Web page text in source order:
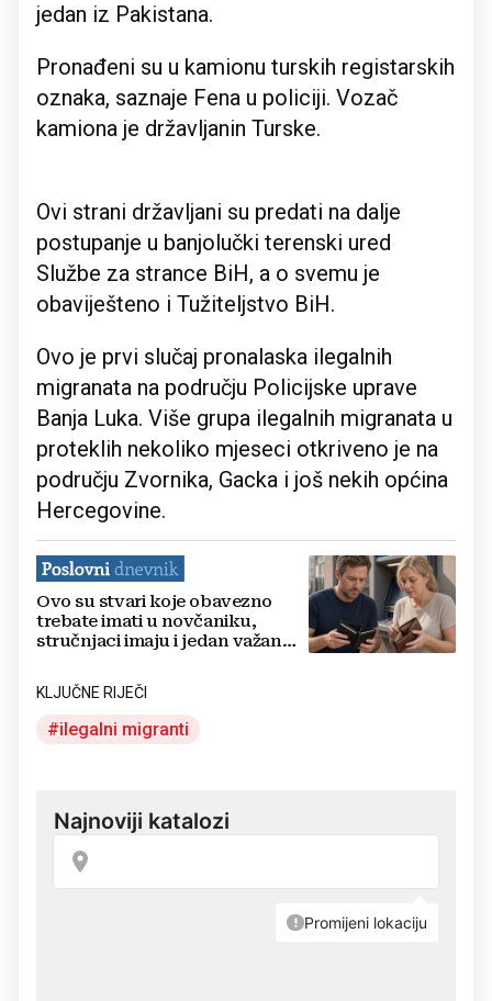
jedan iz Pakistana.
Pronađeni su u kamionu turskih registarskih
oznaka, saznaje Fena u policiji. Vozač
kamiona je državljanin Turske.
Ovi strani državljani su predati na dalje
postupanje u banjolučki terenski ured
Službe za strance BiH, a o svemu je
obaviješteno i Tužiteljstvo BiH.
Ovo je prvi slučaj pronalaska ilegalnih
migranata na području Policijske uprave
Banja Luka. Više grupa ilegalnih migranata u
proteklih nekoliko mjeseci otkriveno je na
području Zvornika, Gacka i još nekih općina
Hercegovine.
Ovo su stvari koje obavezno
trebate imati u novčaniku,
stručnjaci imaju i jedan važan
KLJUČNE RIJEČI
ilegalni migranti